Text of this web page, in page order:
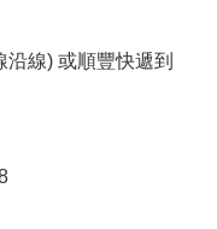
線) 或順豐快遞到